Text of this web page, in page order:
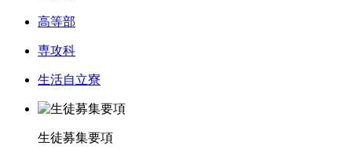
高等部
専攻科
生活自立寮
生徒募集要項